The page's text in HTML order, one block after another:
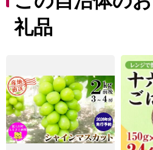
積の棚田、大柳川渓谷の紅葉、
をはじめ四季折々の美しい景色
気候は盆地特有の内陸性気候
高齢化や人口減少、中山間地
る状況ですが、移住定住や交
ます。
ふるさとへの思い…
富士川の瀬音、鳥のさえずり
で、友と遊び、ふれあった日々
ふるさとを離れ、都会でご活
礼品